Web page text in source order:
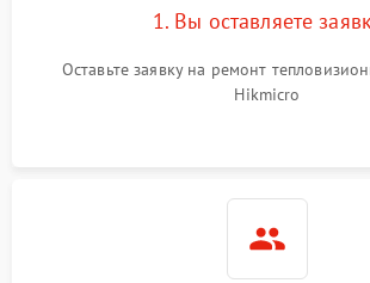
1. Вы оставляете
Оставьте заявку на ремонт
Hikmicro